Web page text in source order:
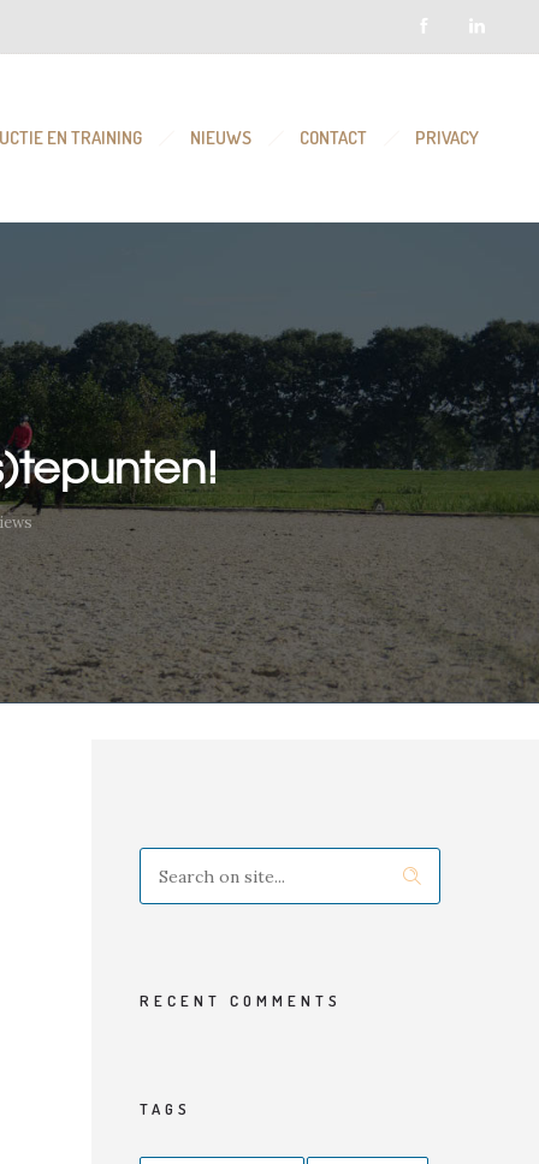
EN TRAINING NIEUWS CONTACT PRIVACY
RECENT COMMENTS
TAGS